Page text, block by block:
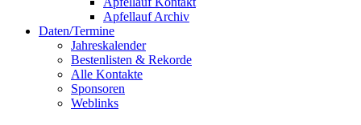
Apfellauf Archiv
Daten/Termine
Jahreskalender
Bestenlisten & Rekorde
Alle Kontakte
Sponsoren
Weblinks